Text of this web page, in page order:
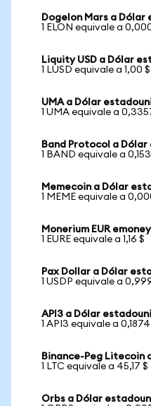
Dogelon Mars a Dólar
1 ELON equivale a
Liquity USD a Dólar
1 LUSD equivale a 1,00 $
UMA a Dólar
1 UMA equivale a
Band Protocol a
1 BAND equivale a
Memecoin a Dólar
1 MEME equivale a
Monerium EUR
1 EURE equivale a 1,16 $
Pax Dollar a Dólar
1 USDP equivale a
API3 a Dólar
1 API3 equivale a 0,1874
Binance-Peg Litecoin
1 LTC equivale a 45,17 $
Orbs a Dólar